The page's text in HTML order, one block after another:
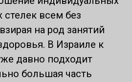
стелек всем без
на род занятий
В Израиле к
давно подходит
большая часть